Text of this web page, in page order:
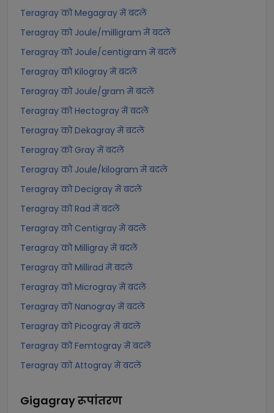
Teragray को Megagray में बदलें
Teragray को Joule/milligram में बदलें
Teragray को Joule/centigram में बदलें
Teragray को Kilogray में बदलें
Teragray को Joule/gram में बदलें
Teragray को Hectogray में बदलें
Teragray को Dekagray में बदलें
Teragray को Gray में बदलें
Teragray को Joule/kilogram में बदलें
Teragray को Decigray में बदलें
Teragray को Rad में बदलें
Teragray को Centigray में बदलें
Teragray को Milligray में बदलें
Teragray को Millirad में बदलें
Teragray को Microgray में बदलें
Teragray को Nanogray में बदलें
Teragray को Picogray में बदलें
Teragray को Femtogray में बदलें
Teragray को Attogray में बदलें
Gigagrayरूपांतरण